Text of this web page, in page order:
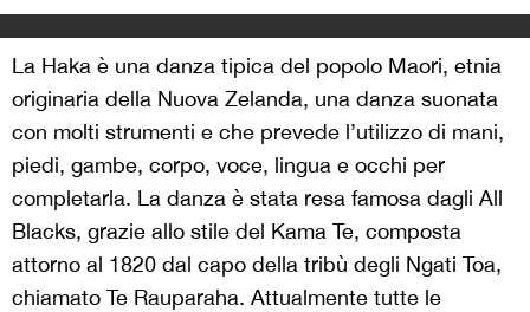
La Haka è una danza tipica del popolo Maori, etnia
originaria della Nuova Zelanda, una danza suonata
con molti strumenti e che prevede l’utilizzo di mani,
piedi, gambe, corpo, voce, lingua e occhi per
completarla. La danza è stata resa famosa dagli All
Blacks, grazie allo stile del Kama Te, composta
attorno al 1820 dal capo della tribù degli Ngati Toa,
chiamato Te Rauparaha. Attualmente tutte le